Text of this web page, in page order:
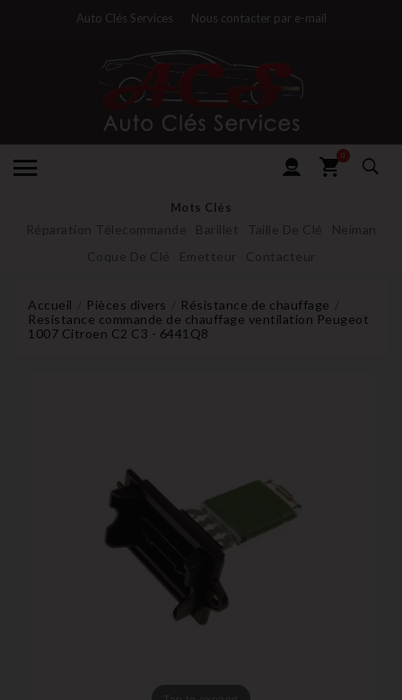
Auto Clés Services Nous contacter par e-mail
0
Mots Clés
Réparation Télecommande Barillet Taille De Clé
Neiman
Coque De Clé
Emetteur Contacteur
Accueil Pièces divers
Résistance de chauffage
Resistance commande de chauffage ventilation Peugeot
1007 Citroen C2 C3 - 6441Q8